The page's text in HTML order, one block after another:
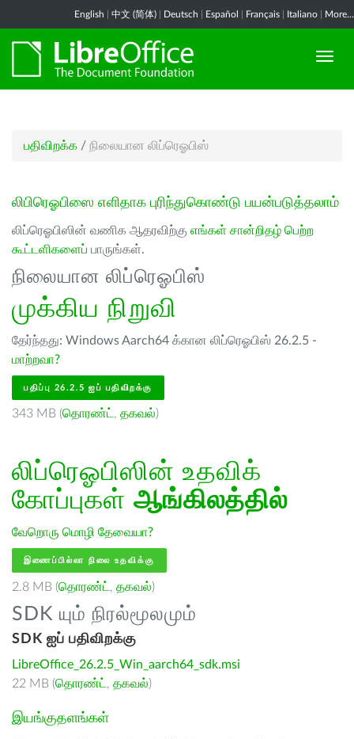
English 中文 (简体) Deutsch Español Français Italiano More...
பதிவிறக்க / நிலையான லிப்ரெஓபிஸ்
லிபிரெஓபிஸை எளிதாக புரிந்துகொண்டு பயன்படுத்தலாம்
லிப்ரெஓபிஸின் வணிக ஆதரவிற்கு எங்கள் சான்றிதழ் பெற்ற
கூட்டளிகளைப் பாருங்கள்.
நிலையான லிப்ரெஓபிஸ்
முக்கிய நிறுவி
தேர்ந்தது: Windows Aarch64 க்கான லிப்ரெஓபிஸ் 26.2.5 -
மாற்றவா?
பதிப்பு 26.2.5 ஐப் பதிவிறக்கு
343 MB (தொரண்ட் , தகவல்)
லிப்ரெஓபிஸின் உதவிக்
கோப்புகள் ஆங்கிலத்தில்
வேறொரு மொழி தேவையா?
இணைப்பில்லா நிலை உதவிக்கு
2.8 MB (தொரண்ட் , தகவல்)
SDK யும் நிரல்மூலமும்
SDK ஐப் பதிவிறக்கு
LibreOffice_26.2.5_Win_aarch64_sdk.msi
22 MB (தொரண்ட் , தகவல்)
இயங்குதளங்கள்